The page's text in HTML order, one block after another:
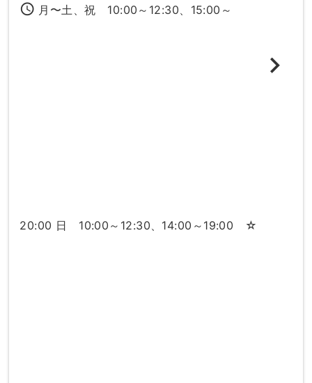
access_time 月〜土、祝 10:00～12:30、15:00～
20:00 日 10:00～12:30、14:00～19:00 ☆